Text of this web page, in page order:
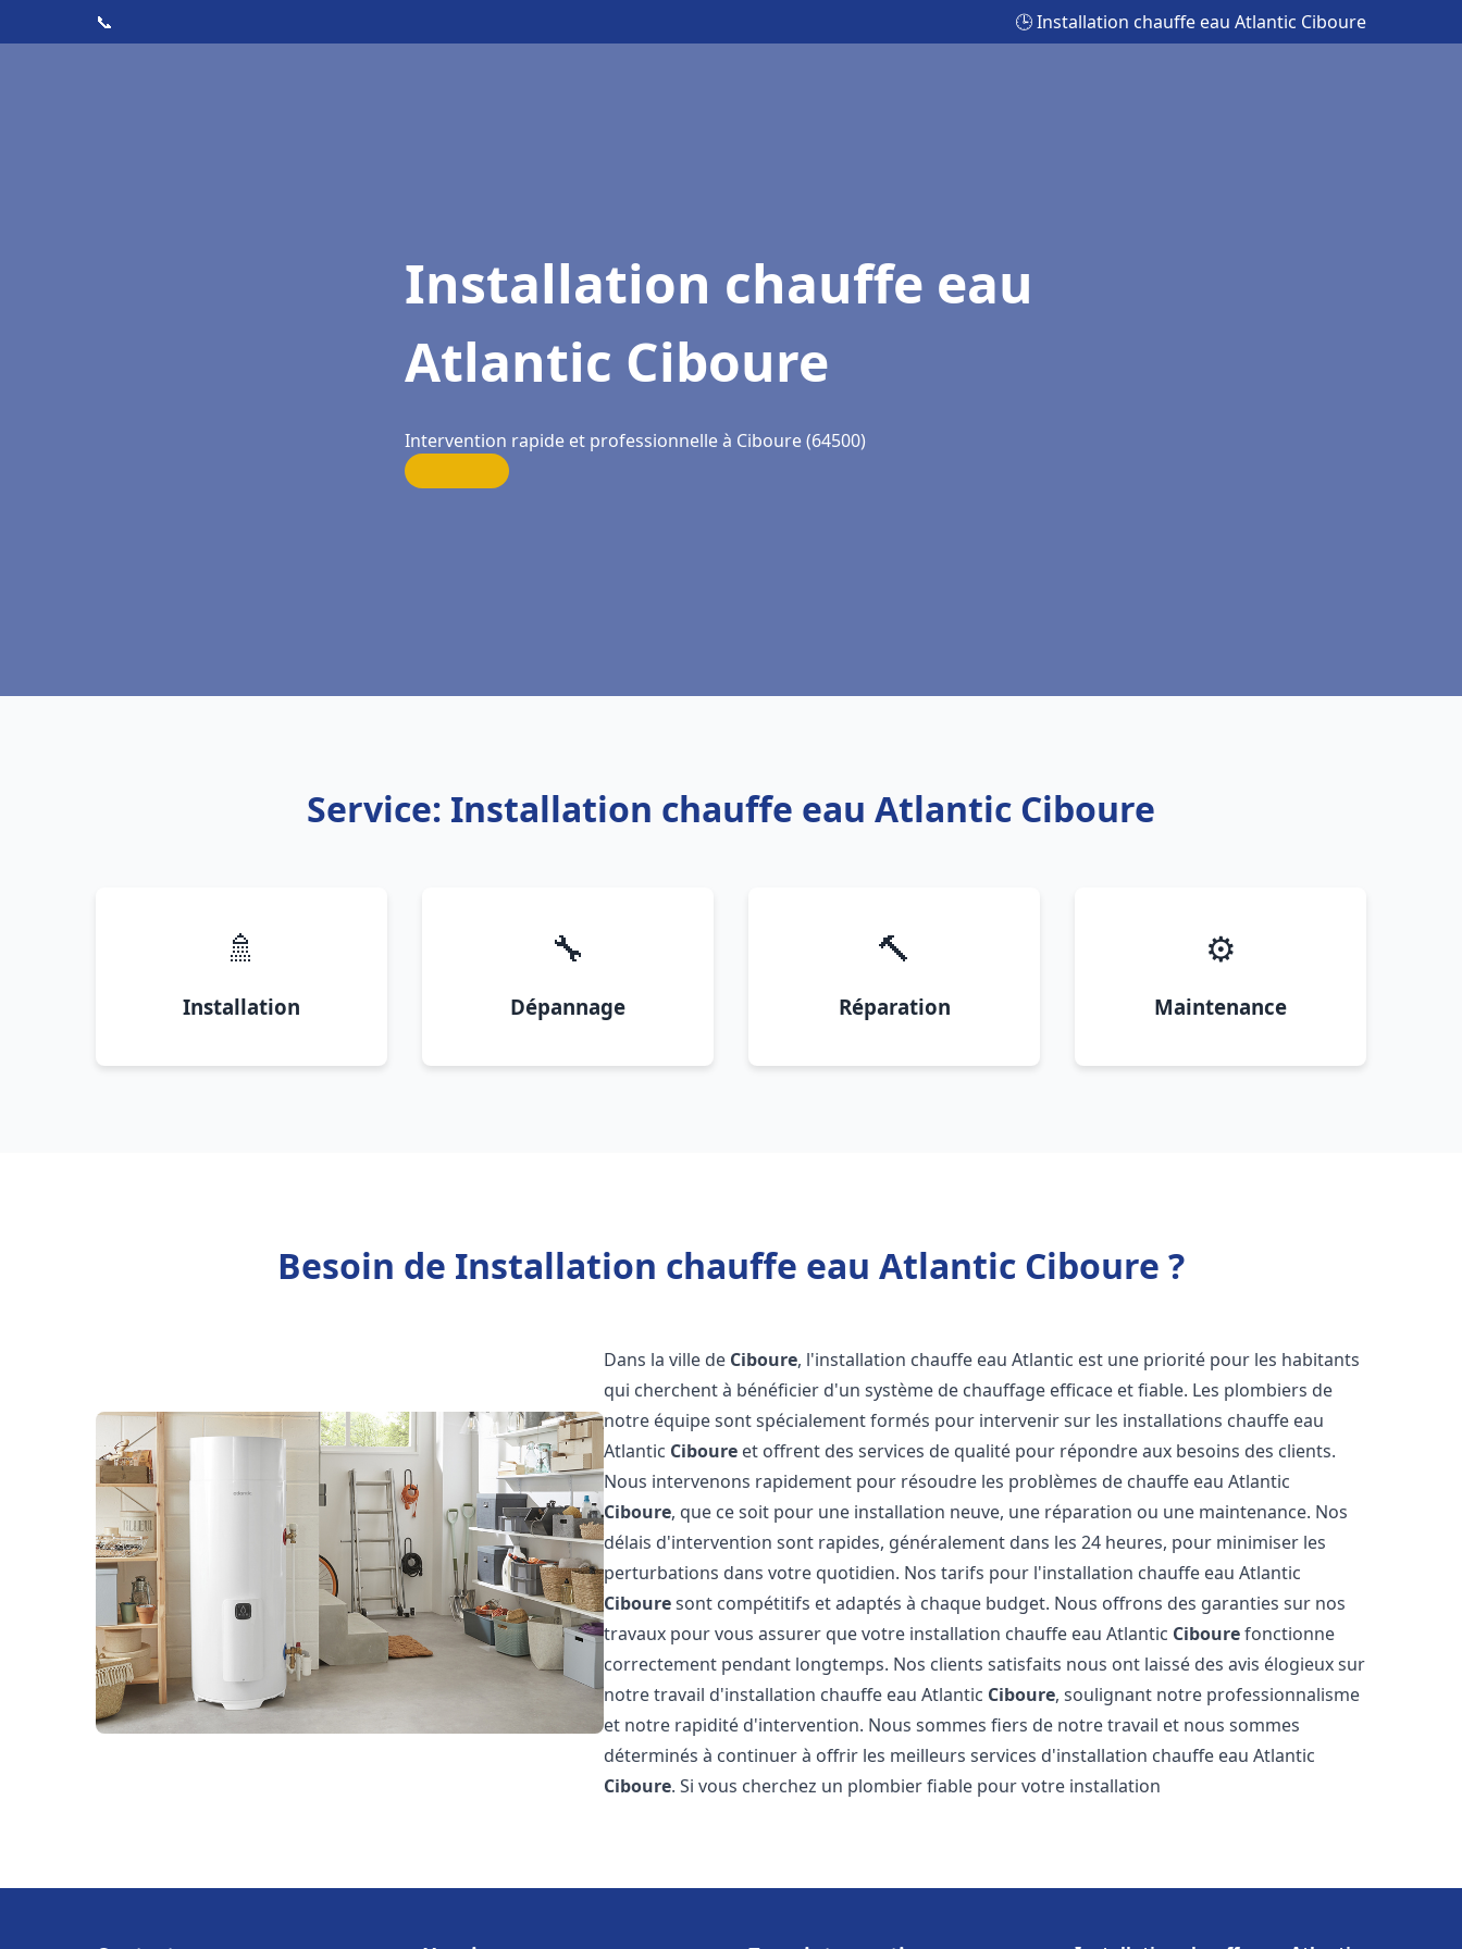
📞 🕒 Installation chauffe eau Atlantic Ciboure
Installation chauffe eau
Atlantic Ciboure
Intervention rapide et professionnelle à Ciboure (64500)
Service: Installation chauffe eau Atlantic Ciboure
🚿
Installation
🔧
Dépannage
🔨
Réparation
⚙️
Maintenance
Besoin de Installation chauffe eau Atlantic Ciboure ?
Dans la ville de Ciboure, l'installation chauffe eau Atlantic est une priorité pour les habitants
qui cherchent à bénéficier d'un système de chauffage efficace et fiable. Les plombiers de
notre équipe sont spécialement formés pour intervenir sur les installations chauffe eau
Atlantic Ciboure et offrent des services de qualité pour répondre aux besoins des clients.
Nous intervenons rapidement pour résoudre les problèmes de chauffe eau Atlantic
Ciboure, que ce soit pour une installation neuve, une réparation ou une maintenance. Nos
délais d'intervention sont rapides, généralement dans les 24 heures, pour minimiser les
perturbations dans votre quotidien. Nos tarifs pour l'installation chauffe eau Atlantic
Cibouresont compétitifs et adaptés à chaque budget. Nous offrons des garanties sur nos
travaux pour vous assurer que votre installation chauffe eau Atlantic Cibourefonctionne
correctement pendant longtemps. Nos clients satisfaits nous ont laissé des avis élogieux sur
notre travail d'installation chauffe eau Atlantic Ciboure, soulignant notre professionnalisme
et notre rapidité d'intervention. Nous sommes fiers de notre travail et nous sommes
déterminés à continuer à offrir les meilleurs services d'installation chauffe eau Atlantic
Ciboure. Si vous cherchez un plombier fiable pour votre installation